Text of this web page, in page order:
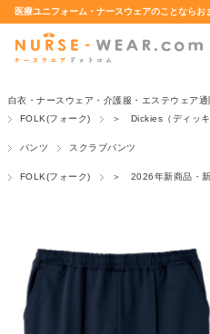
医療ユニフォーム・ナースウェアのことならお
白衣・ナースウェア・介護服・エステウェア
FOLK(フォーク)
＞ Dickies（ディッキ
パンツ スクラブパンツ
FOLK(フォーク) ＞ 2026年新商品・